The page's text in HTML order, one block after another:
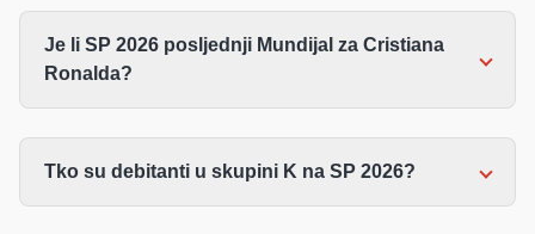
Je li SP 2026 posljednji Mundijal za Cristiana
Ronalda?
Tko su debitanti u skupini K na SP 2026?